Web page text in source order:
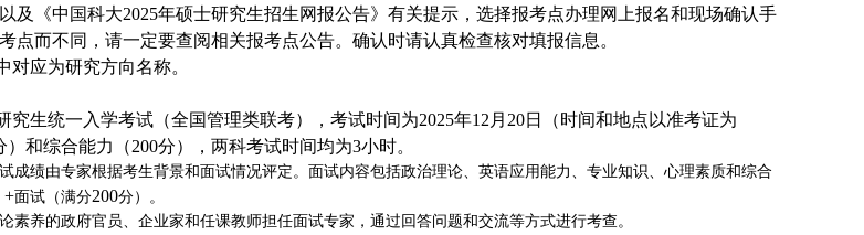
及《中国科大2025年硕士研究生招生网报公告》有关提示，选择报考点办理网上报名和现场确认手
点而不同，请一定要查阅相关报考点公告。确认时请认真检查核对填报信息。
应为研究方向名称。
究生统一入学考试（全国管理类联考），考试时间为2025年12 月 20日（时间和地点以准考证为
）和综合能力（200分），两科考试时间均为3小时。
成绩由专家根据考生背景和面试情况评定。面试内容包括政治理论、英语应用能力、专业知识、心理素质和综合
+面试（满分200分）。
素养的政府官员、企业家和任课教师担任面试专家，通过回答问题和交流等方式进行考查。